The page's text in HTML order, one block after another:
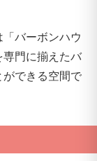
バーボンハウ
専門に揃えたバ
ができる空間で